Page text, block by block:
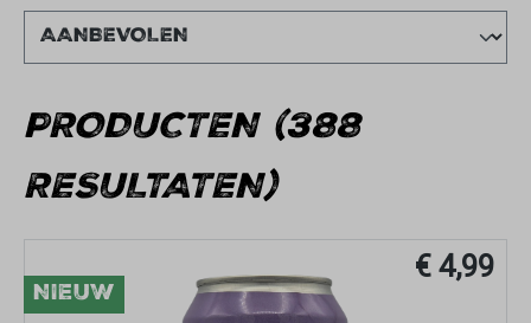
PRODUCTEN (388
RESULTATEN)
NIEUW
€ 4,99